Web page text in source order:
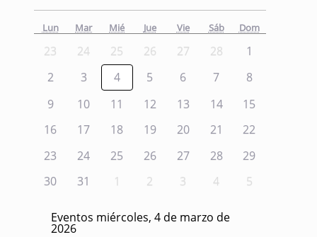
Lun Mar Mié Jue Vie Sáb Dom
23 24 25 26 27 28
1
2
3 4 5 6 7
8
9
10 11 12 13 14
15
16
17 18 19 20 21
22
23
24 25 26 27 28
29
30
31 1 2 3 4 5
Eventos miércoles, 4 de marzo de
2026